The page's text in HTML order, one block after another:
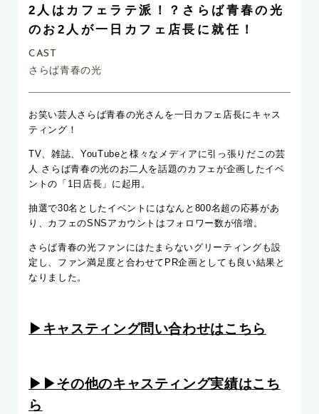
2人はカフェラテ派！？さらば青春の光
のお2人が一日カフェ店長に就任！
CAST
さらば青春の光
お笑い芸人さらば青春の光さんを一日カフェ店長にキャス
ティング！
TV、雑誌、YouTubeと様々なメディアに引っ張りだこの芸
人 さらば青春の光のお二人を話題のカフェが企画したイベ
ントの「1日店長」に起用。
抽選で30名としたイベントにはなんと800名超の応募があ
り、カフェのSNSアカウントはフォロワー数が倍増。
さらば青春の光ファンにはたまらないグリーティングも設
定し、ファン満足度と合わせてPR企画としても良い結果と
なりました。
▶︎キャスティング問い合わせはこちら
▶︎▶︎その他のキャスティング実績はこち
ら